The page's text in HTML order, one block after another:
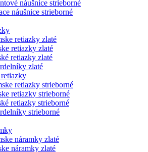
náušnice strieborné
náušnice strieborné
retiazky zlaté
retiazky zlaté
retiazky zlaté
zlaté
retiazky strieborné
retiazky strieborné
retiazky strieborné
strieborné
náramky zlaté
náramky zlaté